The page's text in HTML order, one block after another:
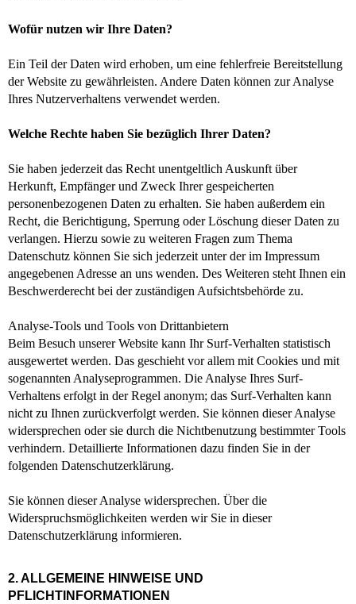
Wofür nutzen wir Ihre Daten?
Ein Teil der Daten wird erhoben, um eine fehlerfreie Bereitstellung
der Website zu gewährleisten. Andere Daten können zur Analyse
Ihres Nutzerverhaltens verwendet werden.
Welche Rechte haben Sie bezüglich Ihrer Daten?
Sie haben jederzeit das Recht unentgeltlich Auskunft über
Herkunft, Empfänger und Zweck Ihrer gespeicherten
personenbezogenen Daten zu erhalten. Sie haben außerdem ein
Recht, die Berichtigung, Sperrung oder Löschung dieser Daten zu
verlangen. Hierzu sowie zu weiteren Fragen zum Thema
Datenschutz können Sie sich jederzeit unter der im Impressum
angegebenen Adresse an uns wenden. Des Weiteren steht Ihnen ein
Beschwerderecht bei der zuständigen Aufsichtsbehörde zu.
Analyse-Tools und Tools von Drittanbietern
Beim Besuch unserer Website kann Ihr Surf-Verhalten statistisch
ausgewertet werden. Das geschieht vor allem mit Cookies und mit
sogenannten Analyseprogrammen. Die Analyse Ihres Surf-
Verhaltens erfolgt in der Regel anonym; das Surf-Verhalten kann
nicht zu Ihnen zurückverfolgt werden. Sie können dieser Analyse
widersprechen oder sie durch die Nichtbenutzung bestimmter Tools
verhindern. Detaillierte Informationen dazu finden Sie in der
folgenden Datenschutzerklärung.
Sie können dieser Analyse widersprechen. Über die
Widerspruchsmöglichkeiten werden wir Sie in dieser
Datenschutzerklärung informieren.
2. ALLGEMEINE HINWEISE UND
PFLICHTINFORMATIONEN